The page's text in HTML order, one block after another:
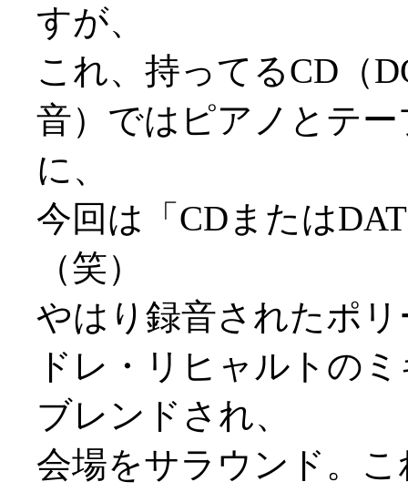
すが、
これ、持ってるCD（
音）ではピアノとテ
に、
今回は「CDまたは
（笑）
やはり録音されたポ
ドレ・リヒャルトの
ブレンドされ、
会場をサラウンド。